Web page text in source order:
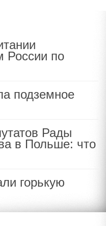
России по
подземное
Рады
в Польше: что
горькую